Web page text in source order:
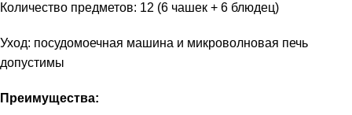
Количество предметов: 12 (6 чашек + 6 блюдец)
Уход: посудомоечная машина и микроволновая печь
допустимы
Преимущества: